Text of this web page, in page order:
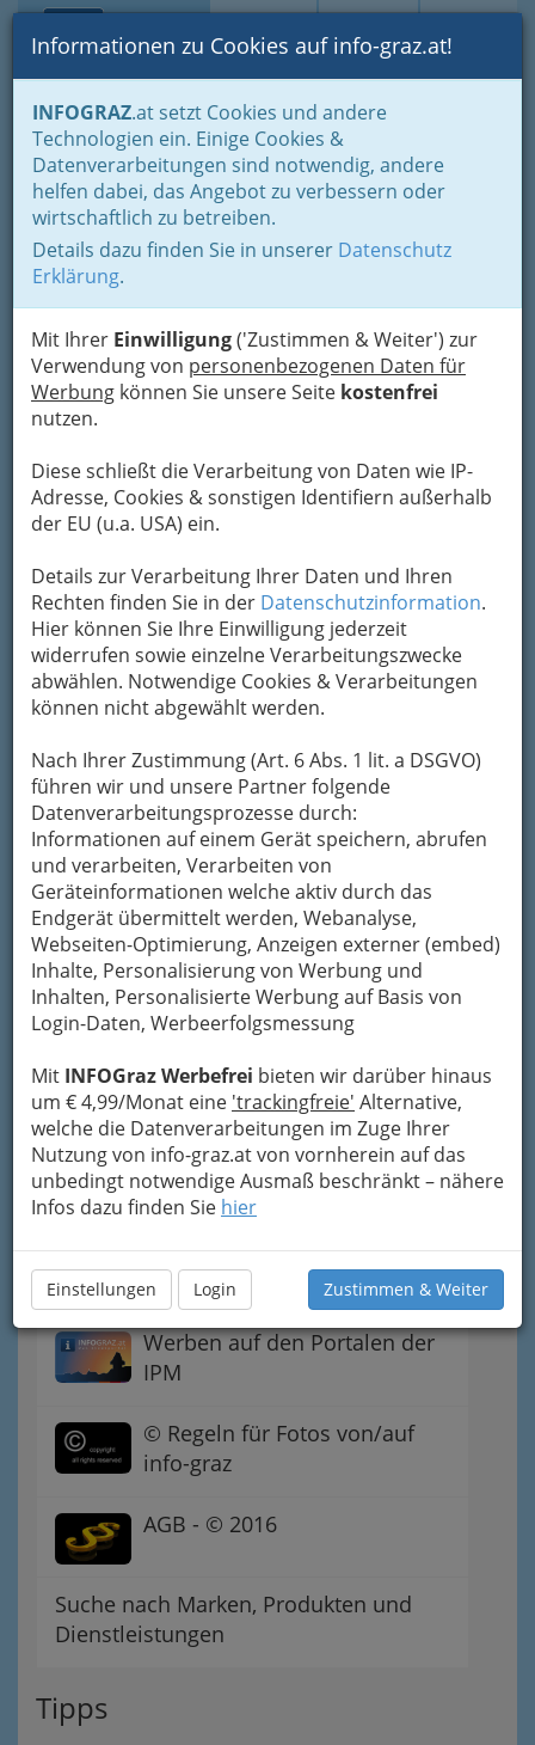
Suche Login Toggle
Informationen zu Cookies auf info-graz.at!
INFOGRAZ.at setzt Cookies und andere
Technologien ein. Einige Cookies &
Datenverarbeitungen sind notwendig, andere
helfen dabei, das Angebot zu verbessern oder
wirtschaftlich zu betreiben.
Details dazu finden Sie in unserer Datenschutz
Erklärung.
Mit Ihrer Einwilligung('Zustimmen & Weiter') zur
Verwendung von personenbezogenen Daten für
Werbung können Sie unsere Seite kostenfrei
nutzen.
Diese schließt die Verarbeitung von Daten wie IP-
Adresse, Cookies & sonstigen Identifiern außerhalb
der EU (u.a. USA) ein.
Details zur Verarbeitung Ihrer Daten und Ihren
Rechten finden Sie in der Datenschutzinformation.
Hier können Sie Ihre Einwilligung jederzeit
widerrufen sowie einzelne Verarbeitungszwecke
abwählen. Notwendige Cookies & Verarbeitungen
können nicht abgewählt werden.
Nach Ihrer Zustimmung (Art. 6 Abs. 1 lit. a DSGVO)
führen wir und unsere Partner folgende
Datenverarbeitungsprozesse durch:
Informationen auf einem Gerät speichern, abrufen
und verarbeiten, Verarbeiten von
Geräteinformationen welche aktiv durch das
Endgerät übermittelt werden, Webanalyse,
Webseiten-Optimierung, Anzeigen externer (embed)
Inhalte, Personalisierung von Werbung und
Inhalten, Personalisierte Werbung auf Basis von
Login-Daten, Werbeerfolgsmessung
Mit INFOGraz Werbefrei bieten wir darüber hinaus
um € 4,99/Monat eine 'trackingfreie' Alternative,
welche die Datenverarbeitungen im Zuge Ihrer
Nutzung von info-graz.at von vornherein auf das
unbedingt notwendige Ausmaß beschränkt – nähere
Infos dazu finden Sie hier
Einstellungen Login Zustimmen & Weiter
Home Über IPM Kontakt
Support
Damit bei der Verlosung alles mit den
richtigen Dingen zugeht, benötigen wir
zumindest eine gültige Mailadresse.
Wenn Sie noch nicht beiINFOGRAZ.at
eingelogged bzw. registriert sind, sehen Sie
das Teilnahmeformular nicht.
Navigation
Kontakt
Datenschutz
Wir verwenden Google Analytics™
Suchmaschinen-Optimierung
Werben auf den Portalen der
IPM
© Regeln für Fotos von/auf
info-graz
AGB - © 2016
Suche nach Marken, Produkten und
Dienstleistungen
Tipps